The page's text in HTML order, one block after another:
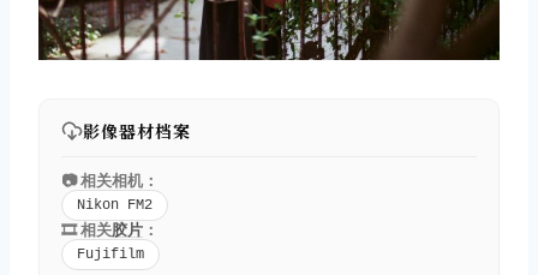
影像器材档案
📷 相关相机：
Nikon FM2
🎞️ 相关胶片 ：
Fujifilm